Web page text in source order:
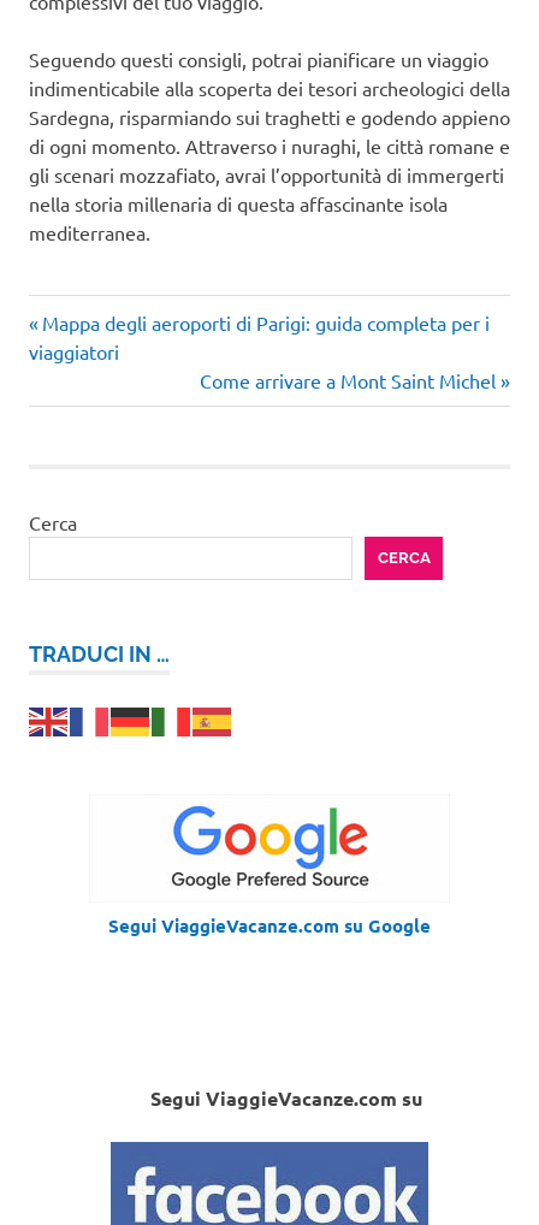
Seguendo questi consigli, potrai pianificare un viaggio
indimenticabile alla scoperta dei tesori archeologici della
Sardegna, risparmiando sui traghetti e godendo appieno
di ogni momento. Attraverso i nuraghi, le città romane e
gli scenari mozzafiato, avrai l’opportunità di immergerti
nella storia millenaria di questa affascinante isola
mediterranea.
Navigazione
Articolo
precedente:
Mappa degli aeroporti di Parigi: guida completa per i
viaggiatori
Articolo
successivo:
Come arrivare a Mont Saint Michel
Cerca
CERCA
TRADUCI IN …
Segui ViaggieVacanze.com su Google
Segui ViaggieVacanze.com su